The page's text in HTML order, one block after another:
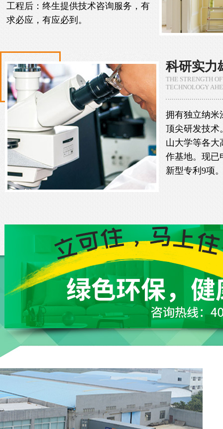
工程后：终生提供技术咨询服务，有
求必应，有应必到。
科研实力
THE STRENGTH
TECHNOLOGY
拥有独立纳米
顶尖研发技术
山大学等各大
作基地。现已
新型专利9项